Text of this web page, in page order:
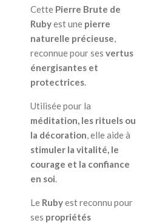
Cette Pierre Brute de
Rubyest une pierre
naturelle précieuse,
reconnue pour ses vertus
énergisantes et
protectrices.
Utilisée pour la
méditation, les rituels ou
la décoration, elle aide à
stimuler la vitalité, le
courage et la confiance
en soi.
Le Rubyest reconnu pour
ses propriétés